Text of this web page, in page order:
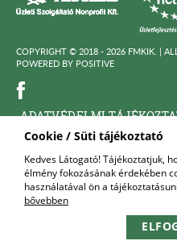
Cookie / Süti tájékoztató
Kedves Látogató! Tájékoztatjuk,
élmény fokozásának érdekében
használatával ön a
bővebben
COPYRIGHT © 2018 - 2026 FMKIK. |
POWERED BY POSITIVE
ADATVÉDELMI
FELNŐTTKÉPZŐ